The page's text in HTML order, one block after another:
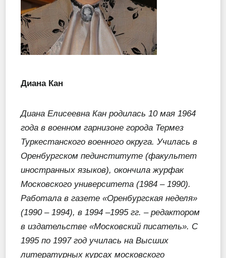
Диана Кан
Диана Елисеевна Кан родилась 10 мая 1964
года в военном гарнизоне города Термез
Туркестанского военного округа. Училась в
Оренбургском пединституте (факультет
иностранных языков), окончила журфак
Московского университета (1984 – 1990).
Работала в газете «Оренбургская неделя»
(1990 – 1994), в 1994 –1995 гг. – редактором
в издательстве «Московский писатель». С
1995 по 1997 год училась на Высших
литературных курсах московского